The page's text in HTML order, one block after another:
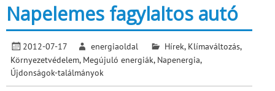
Napelemes fagylaltos autó
2012-07-17 energiaoldal Hírek, Klímaváltozás,
Környezetvédelem, Megújuló energiák, Napenergia,
Újdonságok-találmányok